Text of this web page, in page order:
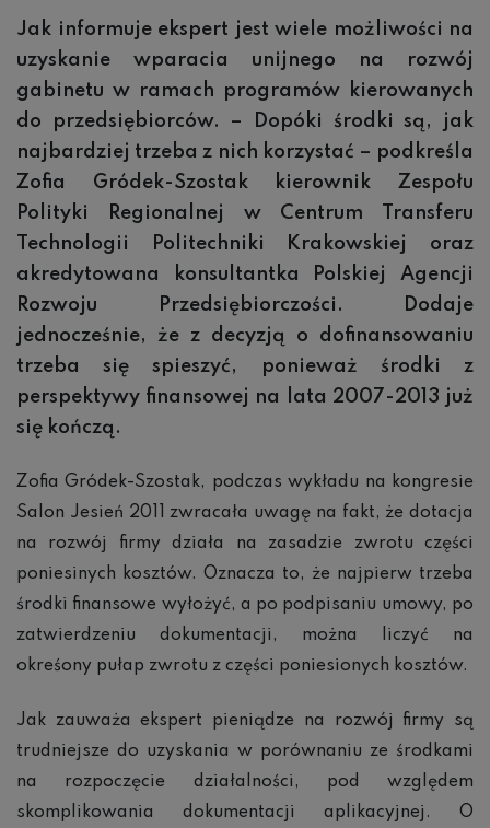
Jak informuje ekspert jest wiele możliwości na
uzyskanie wparacia unijnego na rozwój
gabinetu w ramach programów kierowanych
do przedsiębiorców. – Dopóki środki są, jak
najbardziej trzeba z nich korzystać – podkreśla
Zofia Gródek-Szostak kierownik Zespołu
Polityki Regionalnej w Centrum Transferu
Technologii Politechniki Krakowskiej oraz
akredytowana konsultantka Polskiej Agencji
Rozwoju Przedsiębiorczości. Dodaje
jednocześnie, że z decyzją o dofinansowaniu
trzeba się spieszyć, ponieważ środki z
perspektywy finansowej na lata 2007-2013 już
się kończą.
Zofia Gródek-Szostak, podczas wykładu na kongresie
Salon Jesień 2011 zwracała uwagę na fakt, że dotacja
na rozwój firmy działa na zasadzie zwrotu części
poniesinych kosztów. Oznacza to, że najpierw trzeba
środki finansowe wyłożyć, a po podpisaniu umowy, po
zatwierdzeniu dokumentacji, można liczyć na
okreśony pułap zwrotu z części poniesionych kosztów.
Jak zauważa ekspert pieniądze na rozwój firmy są
trudniejsze do uzyskania w porównaniu ze środkami
na rozpoczęcie działalności, pod względem
skomplikowania dokumentacji aplikacyjnej. O